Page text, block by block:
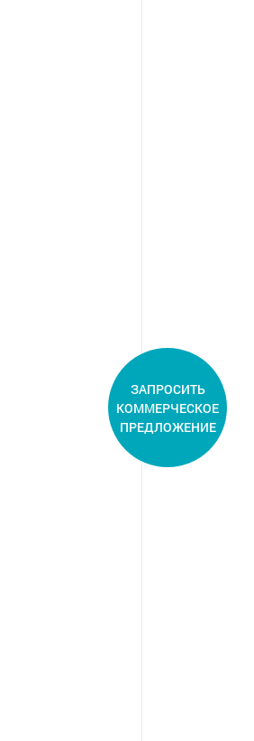
ЗАПРОСИТЬ
КОММЕРЧЕСКОЕ
ПРЕДЛОЖЕНИЕ